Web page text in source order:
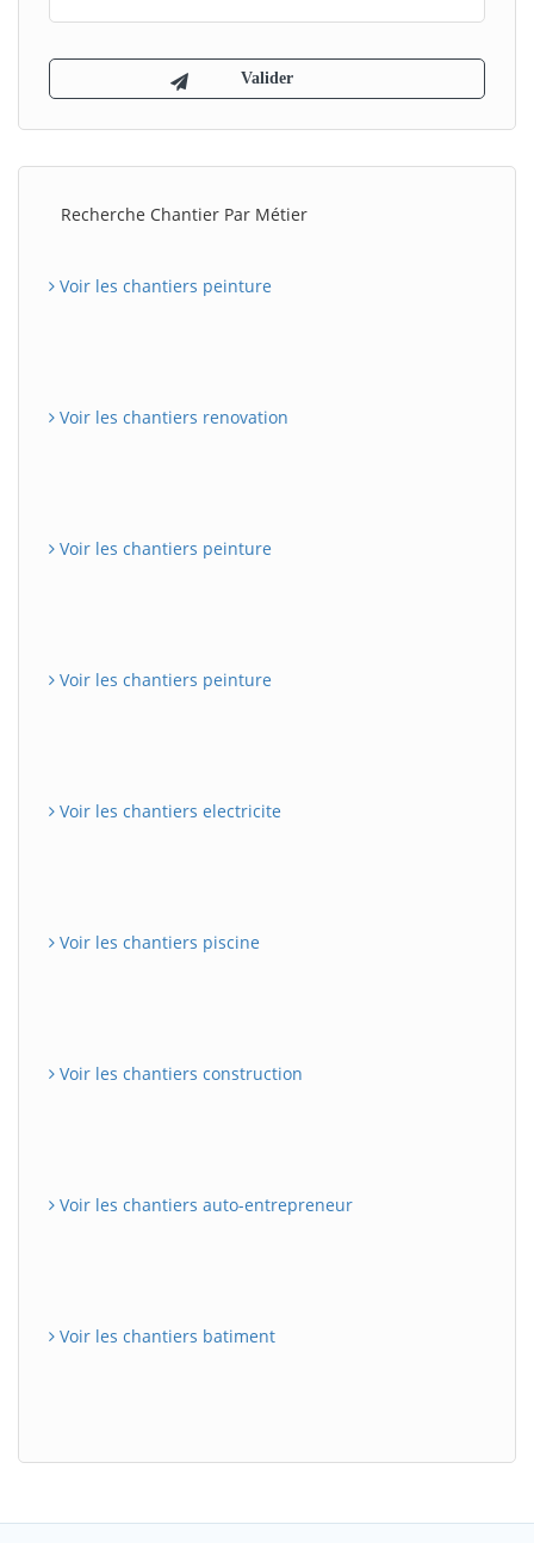
Recherche Chantier Par Métier
Voir les chantiers peinture
Voir les chantiers renovation
Voir les chantiers peinture
Voir les chantiers peinture
Voir les chantiers electricite
Voir les chantiers piscine
Voir les chantiers construction
Voir les chantiers auto-entrepreneur
Voir les chantiers batiment